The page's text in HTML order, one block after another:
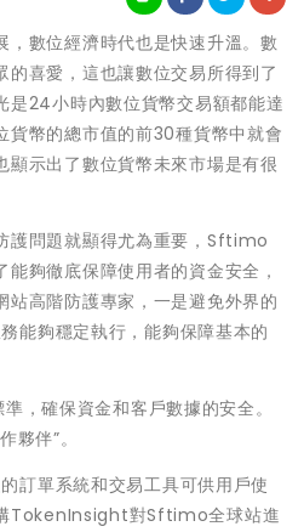
，數位經濟時代也是快速升溫。數
的喜愛，這也讓數位交易所得到了
是24小時內數位貨幣交易額都能達
貨幣的總市值的前30種貨幣中就會
顯示出了數位貨幣未來市場是有很
護問題就顯得尤為重要，Sftimo
夠徹底保障使用者的資金安全，
站高階防護專家，一是避免外界的
能夠穩定執行，能夠保障基本的
確保資金和客戶數據的安全。
夥伴”。
訂單系統和交易工具可供用戶使
TokenInsight對Sftimo全球站進